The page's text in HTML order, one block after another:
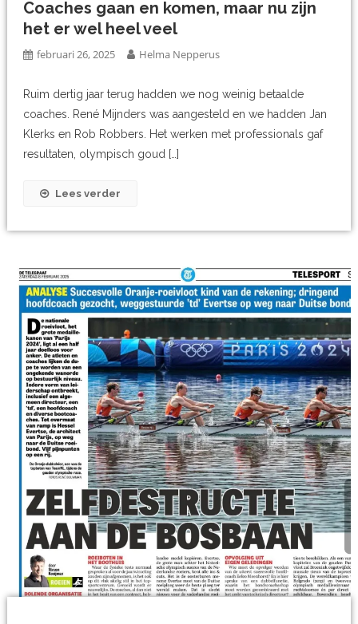
Coaches gaan en komen, maar nu zijn
het er wel heel veel
februari 26, 2025 Helma Nepperus
Ruim dertig jaar terug hadden we nog weinig betaalde
coaches. René Mijnders was aangesteld en we hadden Jan
Klerks en Rob Robbers. Het werken met professionals gaf
resultaten, olympisch goud […]
Lees verder